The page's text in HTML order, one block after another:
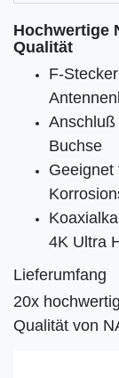
Hochwertige
Qualität
F-
Buchse
Geeignet
4K Ultra
Lieferumfang
20x
Qualität von